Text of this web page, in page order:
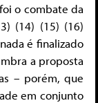
o combate da
(14) (15) (16)
é finalizado
a proposta
– porém, que
em conjunto